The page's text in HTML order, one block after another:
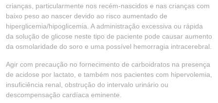
crianças, particularmente nos recém-nascidos e nas crianças com
baixo peso ao nascer devido ao risco aumentado de
hiperglicemia/hipoglicemia. A administração excessiva ou rápida
da solução de glicose neste tipo de paciente pode causar aumento
da osmolaridade do soro e uma possível hemorragia intracerebral.
Agir com precaução no fornecimento de carboidratos na presença
de acidose por lactato, e também nos pacientes com hipervolemia,
insuficiência renal, obstrução do intervalo urinário ou
descompensação cardíaca eminente.